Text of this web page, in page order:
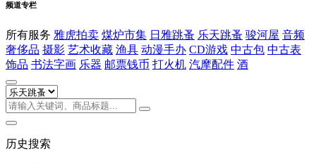
频道专栏
所有服务 雅虎拍卖 煤炉市集 日雅跳蚤 乐天跳蚤 骏河屋 音频
奢侈品 摄影 艺术收藏 渔具 动漫手办 CD游戏 中古包 中古表
饰品 书法字画 乐器 邮票钱币 打火机 汽摩配件 酒
历史搜索